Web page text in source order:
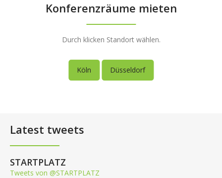
Konferenzräume mieten
Durch klicken Standort wählen.
Köln Düsseldorf
Latest tweets
STARTPLATZ
Tweets von @STARTPLATZ